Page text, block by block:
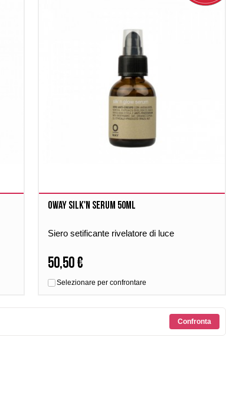
Oway Silk'n Serum 50ml
Siero setificante rivelatore di luce
50,50 €
Selezionare per confrontare